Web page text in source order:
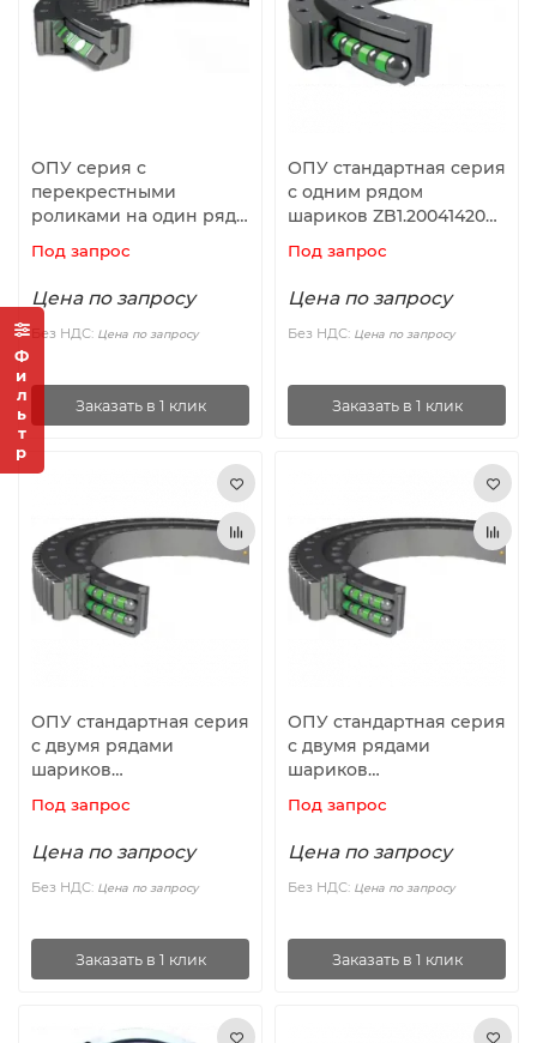
Фильтр
ОПУ серия с
перекрестными
роликами на один ряд
Под запрос
Цена по запросу
Без НДС: Цена по запросу
Заказать в 1 клик
ОПУ стандартная серия
с одним рядом
шариков ZB1.200414200-
Под запрос
Цена по запросу
Без НДС: Цена по запросу
Заказать в 1 клик
ОПУ стандартная серия
с двумя рядами
шариков
ISB
Под запрос
Цена по запросу
Без НДС: Цена по запросу
Заказать в 1 клик
ОПУ стандартная серия
с двумя рядами
шариков
ISB
Под запрос
Цена по запросу
Без НДС: Цена по запросу
Заказать в 1 клик